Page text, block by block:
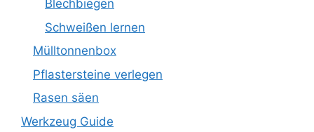
Blechbiegen
Schweißen lernen
Mülltonnenbox
Pflastersteine verlegen
Rasen säen
Werkzeug Guide